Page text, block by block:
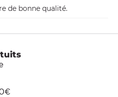
de bonne qualité.